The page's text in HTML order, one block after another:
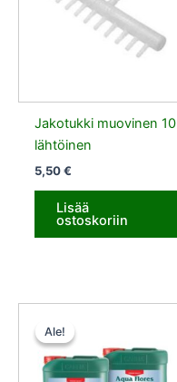
Jakotukki muovinen 10
lähtöinen
5,50€
Lisää
ostoskoriin
Ale!
Ale!
92,00 €.82,80 €.